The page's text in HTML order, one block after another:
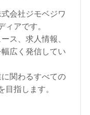
会社ジモベジワ
ィアです。
ス、求人情報、
広く発信してい
関わるすべての
目指します。